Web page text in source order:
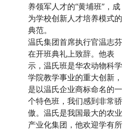
养领军人才的“黄埔班”，成
为学校创新人才培养模式的
典范。
温氏集团首席执行官温志芬
在开班典礼上致辞。他表
示，温氏班是华农动物科学
学院教学事业的重大创新，
是以温氏企业商标命名的一
个特色班，我们感到非常骄
傲。温氏是我国最大的农业
产业化集团，他欢迎学有所